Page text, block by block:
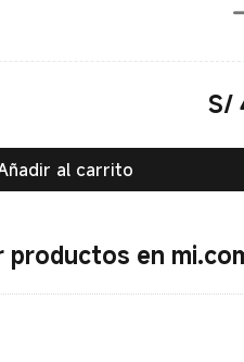
S/
al carrito
productos en